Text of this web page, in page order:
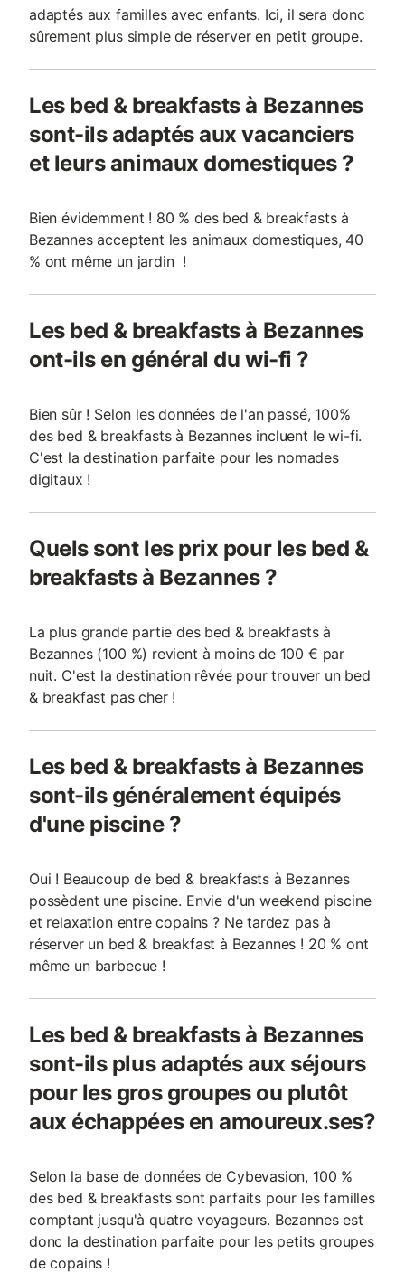
adaptés aux familles avec enfants. Ici, il sera donc
sûrement plus simple de réserver en petit groupe.
Les bed & breakfasts à Bezannes
sont-ils adaptés aux vacanciers
et leurs animaux domestiques ?
Bien évidemment ! 80 % des bed & breakfasts à
Bezannes acceptent les animaux domestiques, 40
% ont même un jardin !
Les bed & breakfasts à Bezannes
ont-ils en général du wi-fi ?
Bien sûr ! Selon les données de l'an passé, 100%
des bed & breakfasts à Bezannes incluent le wi-fi.
C'est la destination parfaite pour les nomades
digitaux !
Quels sont les prix pour les bed &
breakfasts à Bezannes ?
La plus grande partie des bed & breakfasts à
Bezannes (100 %) revient à moins de 100 € par
nuit. C'est la destination rêvée pour trouver un bed
& breakfast pas cher !
Les bed & breakfasts à Bezannes
sont-ils généralement équipés
d'une piscine ?
Oui ! Beaucoup de bed & breakfasts à Bezannes
possèdent une piscine. Envie d'un weekend piscine
et relaxation entre copains ? Ne tardez pas à
réserver un bed & breakfast à Bezannes ! 20 % ont
même un barbecue !
Les bed & breakfasts à Bezannes
sont-ils plus adaptés aux séjours
pour les gros groupes ou plutôt
aux échappées en amoureux.ses?
Selon la base de données de Cybevasion, 100 %
des bed & breakfasts sont parfaits pour les familles
comptant jusqu'à quatre voyageurs. Bezannes est
donc la destination parfaite pour les petits groupes
de copains !